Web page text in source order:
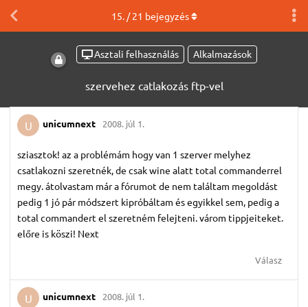
Asztali felhasználás Alkalmazások
szervehez catlakozás ftp-vel
15. /21 bejegyzés
U unicumnext 2008. júl 1.
sziasztok! az a problémám hogy van 1 szerver melyhez
csatlakozni szeretnék, de csak wine alatt total commanderrel
megy. átolvastam már a fórumot de nem találtam megoldást
pedig 1 jó pár módszert kipróbáltam és egyikkel sem, pedig a
total commandert el szeretném felejteni. várom tippjeiteket.
előre is köszi! Next
Válasz
U unicumnext 2008. júl 1.